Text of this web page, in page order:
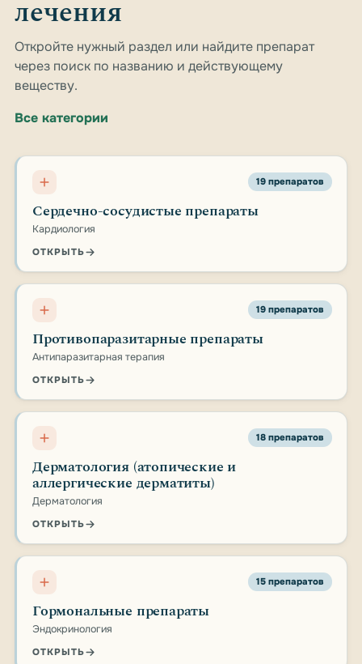
лечения
Откройте нужный раздел или найдите препарат
через поиск по названию и действующему
веществу.
Все категории
19 препаратов
Сердечно-сосудистые препараты
Кардиология
ОТКРЫТЬ
19 препаратов
Противопаразитарные препараты
Антипаразитарная терапия
ОТКРЫТЬ
18 препаратов
Дерматология (атопические и
аллергические дерматиты)
Дерматология
ОТКРЫТЬ
15 препаратов
Гормональные препараты
Эндокринология
ОТКРЫТЬ